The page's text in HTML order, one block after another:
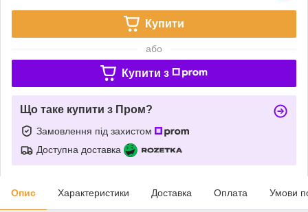
Купити
або
Купити з
Що таке купити з Пром?
Замовлення під захистом
Доступна доставка
Опис Характеристики Доставка Оплата Умови